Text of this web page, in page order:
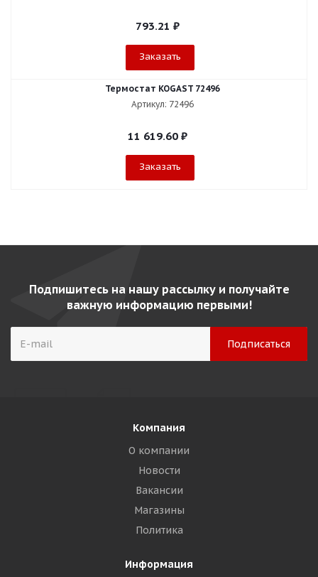
793.21 ₽
Заказать
Термостат KOGAST 72496
Артикул: 72496
11 619.60₽
Заказать
Подпишитесь на нашу рассылку и получайте
важную информацию первыми!
Компания
О компании
Новости
Вакансии
Магазины
Политика
Информация